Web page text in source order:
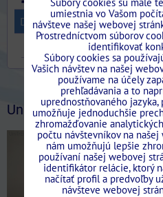
DVERE
SKRYTÉ ZÁRUBNE
UniTrEx News
umiestnia vo Vašom
návšteve našej webovej
Prostredníctvom súborov
identifikovať
Súbory cookies sa
Vašich návštev na našej
používame na účely
prehľadávania a to
uprednostňovaného
umožňuje jednoduchšie
zhromažďovanie
počtu návštevníkov na
nám umožňujú lepšie
používaní našej webovej
identifikátor relácie, ktorý
načítať profil a predvoľby
návšteve webovej